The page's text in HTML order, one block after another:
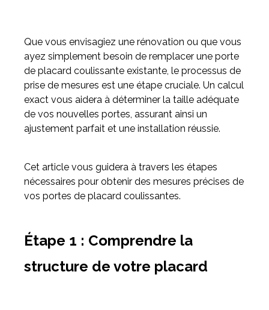
Inspirez-vous du catalogue
Personnalisez nos modèles pour créer le meuble qui vous
ressemble.
Meuble d'angle
Que vous envisagiez une rénovation ou que vous
ayez simplement besoin de remplacer une porte
de placard coulissante existante, le processus de
prise de mesures est une étape cruciale. Un calcul
exact vous aidera à déterminer la taille adéquate
de vos nouvelles portes, assurant ainsi un
ajustement parfait et une installation réussie.
Cet article vous guidera à travers les étapes
nécessaires pour obtenir des mesures précises de
vos portes de placard coulissantes.
Étape 1 : Comprendre la
structure de votre placard